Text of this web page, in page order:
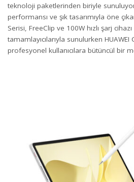
teknoloji paketlerinden biriyle
performansı ve şık tasarımıyla öne
Serisi, FreeClip ve 100W hızlı şarj
tamamlayıcılarıyla sunulurken
profesyonel kullanıcılara bütüncül bir